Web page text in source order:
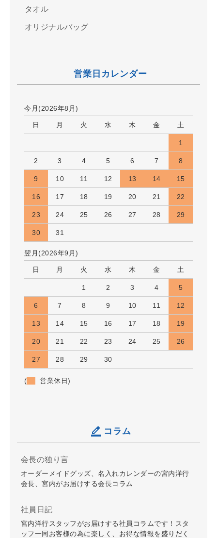
タオル
オリジナルバッグ
営業日カレンダー
今月(2026年8月)
日 月 火 水 木 金 土
1
2 3 4 5 6 7 8
9 10 11 12 13 14 15
16 17 18 19 20 21 22
23 24 25 26 27 28 29
30 31
翌月(2026年9月)
日 月 火 水 木 金 土
1 2 3 4 5
6 7 8 9 10 11 12
13 14 15 16 17 18 19
20 21 22 23 24 25 26
27 28 29 30
( 営業休日)
コラム
会長の独り言
オーダーメイドグッズ、名入れカレンダーの宮内洋行
会長、宮内がお届けする会長コラム
社員日記
宮内洋行スタッフがお届けする社員コラムです！スタ
ッフ一同お客様の為に楽しく、お得な情報を盛りだく